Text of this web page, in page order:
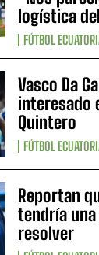
logística
FÚTBOL
Vasco Da
interesado
Quintero
FÚTBOL
Reportan
tendría
resolver